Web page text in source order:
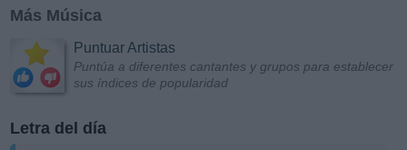
Más Música
Puntuar Artistas
Puntúa a diferentes cantantes y grupos para establecer
sus índices de popularidad
Letra del día